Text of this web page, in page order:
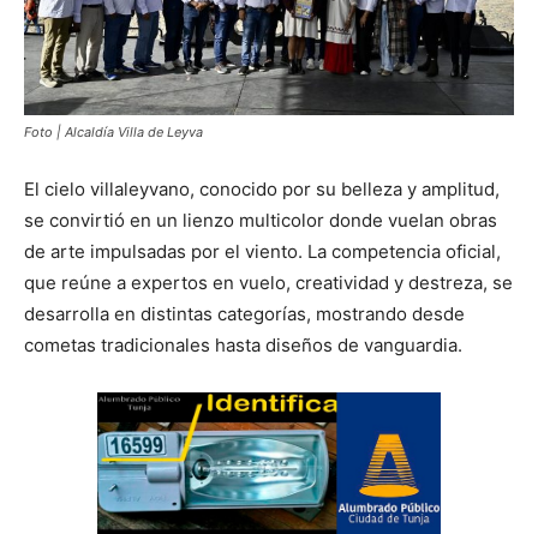
Foto | Alcaldía Villa de Leyva
El cielo villaleyvano, conocido por su belleza y amplitud,
se convirtió en un lienzo multicolor donde vuelan obras
de arte impulsadas por el viento. La competencia oficial,
que reúne a expertos en vuelo, creatividad y destreza, se
desarrolla en distintas categorías, mostrando desde
cometas tradicionales hasta diseños de vanguardia.